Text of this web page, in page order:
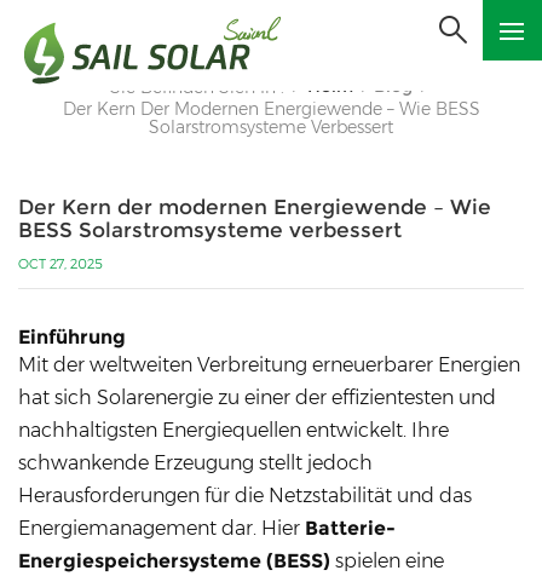
Sie Befinden Sich In : Heim Blog
Der Kern Der Modernen Energiewende – Wie BESS
Solarstromsysteme Verbessert
Der Kern der modernen Energiewende – Wie
BESS Solarstromsysteme verbessert
OCT 27, 2025
Einführung
Mit der weltweiten Verbreitung erneuerbarer Energien
hat sich Solarenergie zu einer der effizientesten und
nachhaltigsten Energiequellen entwickelt. Ihre
schwankende Erzeugung stellt jedoch
Herausforderungen für die Netzstabilität und das
Energiemanagement dar. Hier Batterie-
Energiespeichersysteme (BESS) spielen eine